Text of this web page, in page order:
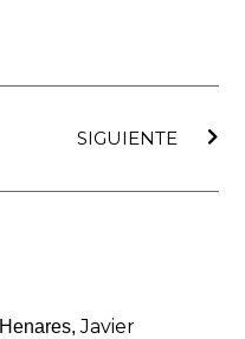
SIGUIENTE
Javier